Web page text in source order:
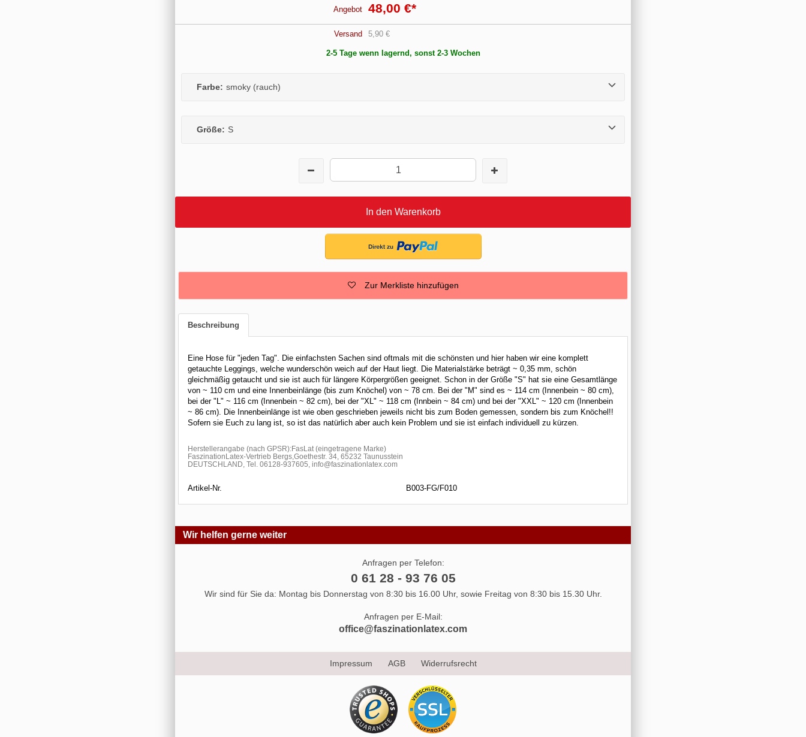
Angebot 48,00 €*
Versand 5,90 €
2-5 Tage wenn lagernd, sonst 2-3 Wochen
Farbe: smoky (rauch)
Größe: S
In den Warenkorb
Zur Merkliste hinzufügen
Beschreibung
Eine Hose für "jeden Tag". Die einfachsten Sachen sind oftmals mit die schönsten und hier haben wir eine komplett
getauchte Leggings, welche wunderschön weich auf der Haut liegt. Die Materialstärke beträgt ~ 0,35 mm, schön
gleichmäßig getaucht und sie ist auch für längere Körpergrößen geeignet. Schon in der Größe "S" hat sie eine Gesamtlänge
von ~ 110 cm und eine Innenbeinlänge (bis zum Knöchel) von ~ 78 cm. Bei der "M" sind es ~ 114 cm (Innenbein ~ 80 cm),
bei der "L" ~ 116 cm (Innenbein ~ 82 cm), bei der "XL" ~ 118 cm (Innbein ~ 84 cm) und bei der "XXL" ~ 120 cm (Innenbein
~ 86 cm). Die Innenbeinlänge ist wie oben geschrieben jeweils nicht bis zum Boden gemessen, sondern bis zum Knöchel!!
Sofern sie Euch zu lang ist, so ist das natürlich aber auch kein Problem und sie ist einfach individuell zu kürzen.
Herstellerangabe (nach GPSR):FasLat (eingetragene Marke)
FaszinationLatex-Vertrieb Bergs,Goethestr. 34, 65232 Taunusstein
DEUTSCHLAND, Tel. 06128-937605, info@faszinationlatex.com
Artikel-Nr. B003-FG/F010
Wir helfen gerne weiter
Anfragen per Telefon:
0 61 28 - 93 76 05
Wir sind für Sie da: Montag bis Donnerstag von 8:30 bis 16.00 Uhr, sowie Freitag von 8:30 bis 15.30 Uhr.
Anfragen per E-Mail:
office@faszinationlatex.com
Impressum AGB Widerrufsrecht